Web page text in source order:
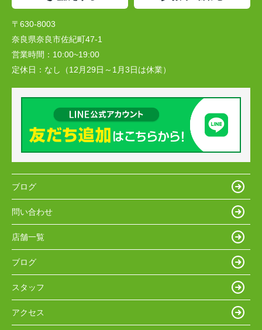
〒630-8003
奈良県奈良市佐紀町47-1
営業時間： 10:00~19:00
定休日： なし（12月29日～1月3日は休業）
ブログ
問い合わせ
店舗一覧
ブログ
スタッフ
アクセス